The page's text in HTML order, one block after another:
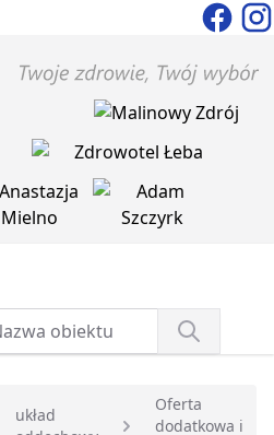
układ
Oferta
dodatkowa i